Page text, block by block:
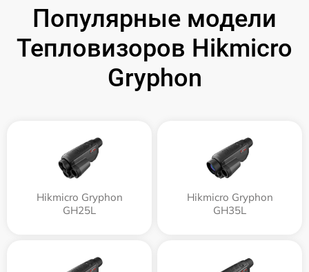
Популярные модели
Тепловизоров Hikmicro
Gryphon
Hikmicro Gryphon
GH25L
Hikmicro Gryphon
GH35L